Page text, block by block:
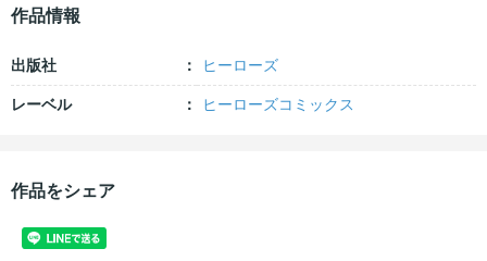
作品情報
出版社 ヒーローズ
レーベル ヒーローズコミックス
作品をシェア